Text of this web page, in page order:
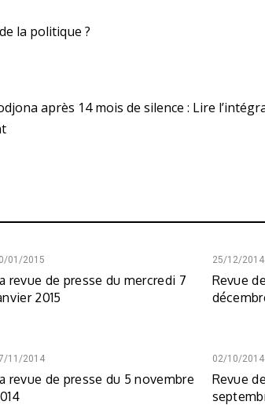
la politique ?
après 14 mois de silence : Lire
01/2015
revue de presse du mercredi 7
2015
25/12/2014
Revue
11/2014
revue de presse du 5 novembre
02/10/2014
Revue